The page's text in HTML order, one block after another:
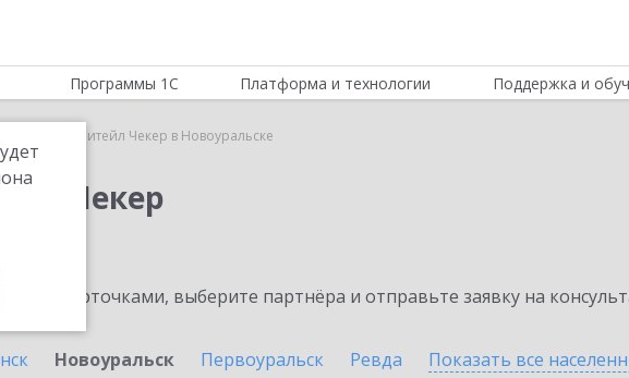
Программы 1С Платформа и технологии Поддержка и
1C-Ритейл Чекер в Новоуральске
Чекер
карточками, выберите партнёра и отправьте заявку на
Новоуральск Первоуральск Ревда Показать все